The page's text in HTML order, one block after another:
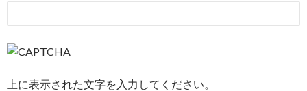
上に表示された文字を入力してください。